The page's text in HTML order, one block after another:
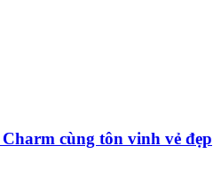
cùng tôn vinh vẻ đẹp